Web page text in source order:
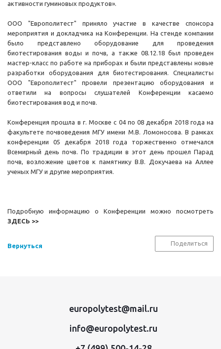
активности гуминовых продуктов».
ООО "Европолитест" приняло участие в качестве спонсора
мероприятия и докладчика на Конференции. На стенде компании
было представлено оборудование для проведения
биотестирования воды и почв, а также 08.12.18 был проведен
мастер-класс по работе на приборах и были представлены новые
разработки оборудования для биотестирования. Специалисты
ООО "Европолитест" провели презентацию оборудования и
ответили на вопросы слушателей Конференции касаемо
биотестирования вод и почв.
Конференция прошла в г. Москве с 04 по 08 декабря 2018 года на
факультете почвоведения МГУ имени М.В. Ломоносова. В рамках
конференции 05 декабря 2018 года торжественно отмечался
Всемирный день почв. По традиции в этот день прошел Парад
почв, возложение цветов к памятнику В.В. Докучаева на Аллее
ученых МГУ и другие мероприятия.
Подробную информацию о Конференции можно посмотреть
ЗДЕСЬ >>
Вернуться Поделиться
europolytest@mail.ru
info@europolytest.ru